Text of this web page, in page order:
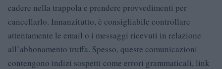
cadere nella trappola e prendere provvedimenti per
cancellarlo. Innanzitutto, è consigliabile controllare
attentamente le email o i messaggi ricevuti in relazione
all’abbonamento truffa. Spesso, queste comunicazioni
contengono indizi sospetti come errori grammaticali, link